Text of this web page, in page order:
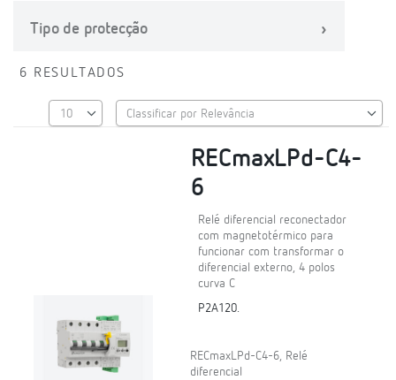
Tipo de protecção
6 RESULTADOS
RECmaxLPd-C4-
6
Relé diferencial reconectador
com magnetotérmico para
funcionar com transformar o
diferencial externo, 4 polos
curva C
P2A120.
RECmaxLPd-C4-6, Relé
diferencial